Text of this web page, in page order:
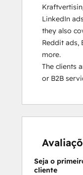
LinkedIn
they also
Reddit ads,
more.
The clients
or B2B
Seja o
cliente